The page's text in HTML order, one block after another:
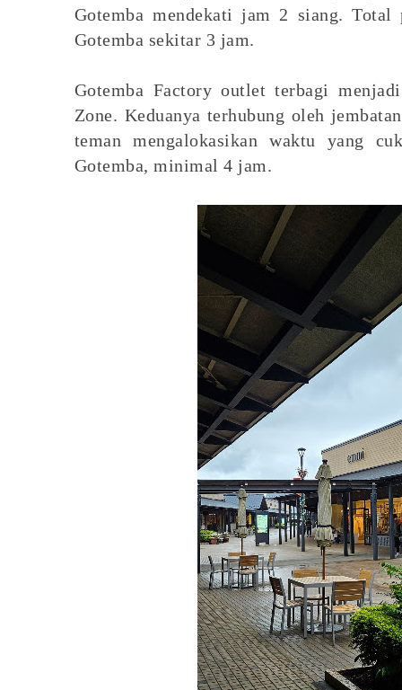
Gotemba mendekati jam 2 siang.
Gotemba sekitar 3 jam.
Gotemba Factory outlet terbagi
Zone. Keduanya terhubung oleh
teman mengalokasikan waktu yang
Gotemba, minimal 4 jam.